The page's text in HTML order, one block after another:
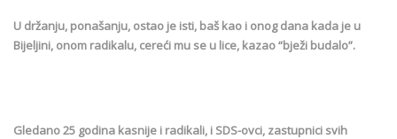
U držanju, ponašanju, ostao je isti, baš kao i onog dana kada je u
Bijeljini, onom radikalu, cereći mu se u lice, kazao “bježi budalo”.
Gledano 25 godina kasnije i radikali, i SDS-ovci, zastupnici svih